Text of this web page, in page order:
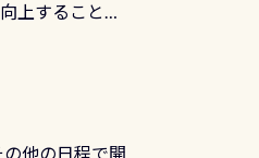
上することで
ます ●給気バ
他の日程で開